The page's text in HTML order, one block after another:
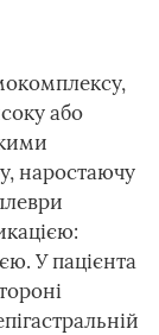
або
наростаючу
У пацієнта